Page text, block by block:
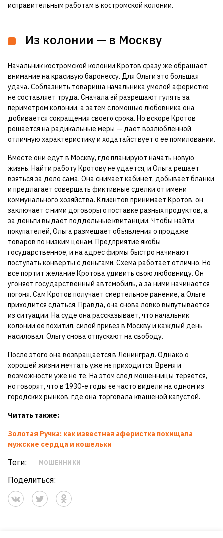
исправительным работам в костромской колонии.
Из колонии — в Москву
Начальник костромской колонии Кротов сразу же обращает
внимание на красивую баронессу. Для Ольги это большая
удача. Соблазнить товарища начальника умелой аферистке
не составляет труда. Сначала ей разрешают гулять за
периметром колонии, а затем с помощью любовника она
добивается сокращения своего срока. Но вскоре Кротов
решается на радикальные меры — дает возлюбленной
отличную характеристику и ходатайствует о ее помиловании.
Вместе они едут в Москву, где планируют начать новую
жизнь. Найти работу Кротову не удается, и Ольга решает
взяться за дело сама. Она снимает кабинет, добывает бланки
и предлагает совершать фиктивные сделки от имени
коммунального хозяйства. Клиентов принимает Кротов, он
заключает с ними договоры о поставке разных продуктов, а
за деньги выдает поддельные квитанции. Чтобы найти
покупателей, Ольга размещает объявления о продаже
товаров по низким ценам. Предприятие якобы
государственное, и на адрес фирмы быстро начинают
поступать конверты с деньгами. Схема работает отлично. Но
все портит желание Кротова удивить свою любовницу. Он
угоняет государственный автомобиль, а за ними начинается
погоня. Сам Кротов получает смертельное ранение, а Ольге
приходится сдаться. Правда, она снова ловко выпутывается
из ситуации. На суде она рассказывает, что начальник
колонии ее похитил, силой привез в Москву и каждый день
насиловал. Ольгу снова отпускают на свободу.
После этого она возвращается в Ленинград. Однако о
хорошей жизни мечтать уже не приходится. Время и
возможности уже не те. На этом след мошенницы теряется,
но говорят, что в 1930-е годы ее часто видели на одном из
городских рынков, где она торговала квашеной капустой.
Читать также:
Золотая Ручка: как известная аферистка похищала
мужские сердца и кошельки
Теги: МОШЕННИКИ
Поделиться: